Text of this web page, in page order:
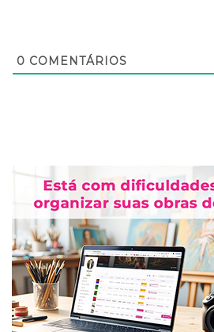
0 COMENTÁRIOS